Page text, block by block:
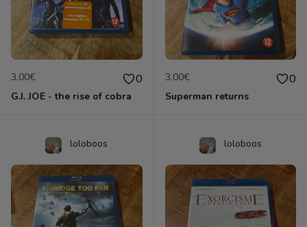
3.00€ 0
G.I. JOE - the rise of cobra
3.00€ 0
Superman returns
loloboos loloboos